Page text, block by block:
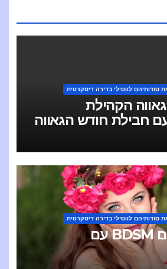
סודותיהם לווסילי בדירה דיסקרטית
הקהילת
חבילת חודש הגאווה
סודותיהם לווסילי בדירה דיסקרטית
חוגגים את יום BDSM עם